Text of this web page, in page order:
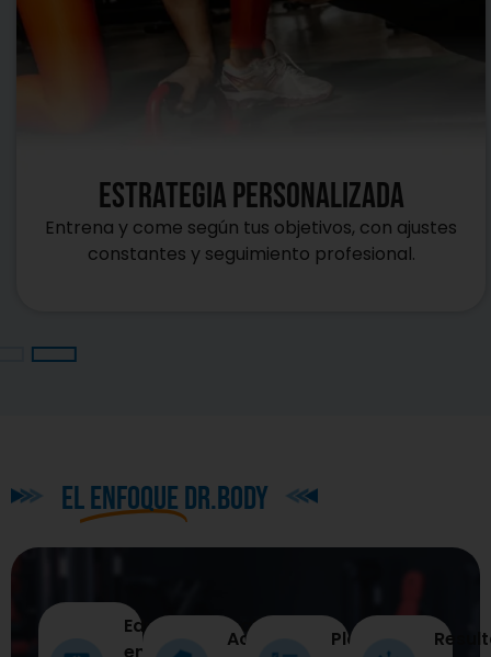
Estrategia personalizada
Entrena y come según tus objetivos, con ajustes
constantes y seguimiento profesional.
elenfoquedr.body
Educación real
Acompañamiento
Plan 100%